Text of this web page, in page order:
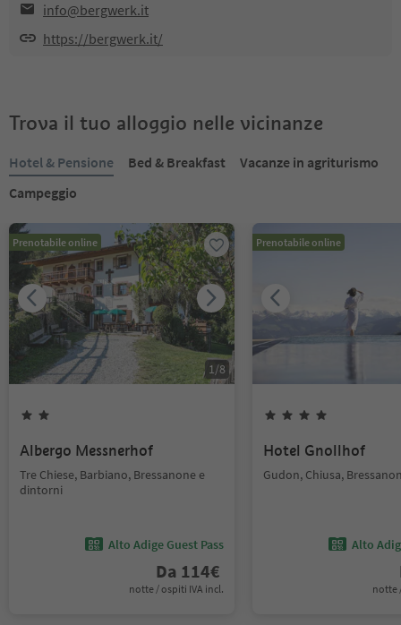
info@bergwerk.it
https://bergwerk.it/
Trova il tuo alloggio nelle vicinanze
Hotel & Pensione Bed & Breakfast
Vacanze in agriturismo
Campeggio
Prenotabile online
1/8
Albergo Messnerhof
Tre Chiese, Barbiano, Bressanone e
dintorni
Alto Adige Guest Pass
Da 114€
notte / ospiti IVA incl.
Prenotabile online
Hotel Gnollhof
Gudon, Chiusa,
Alto
notte